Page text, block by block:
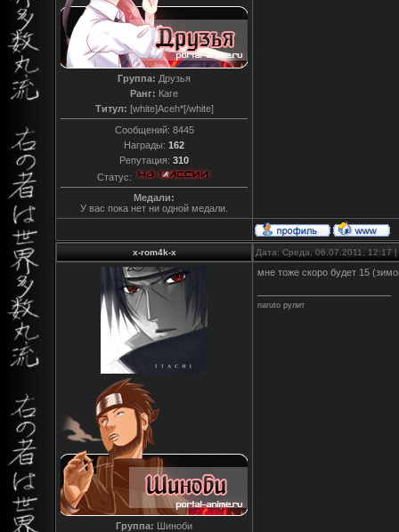
Группа: Друзья
Ранг: Каге
Титул: [white]Aceh*[/white]
Сообщений: 8445
Награды: 162
Репутация: 310
Статус:
Медали:
У вас пока нет ни одной медали.
x-rom4k-x Дата: Среда, 06.07.2011, 12:17
Группа: Шиноби
мне тоже скоро будет 15
naruto рулит